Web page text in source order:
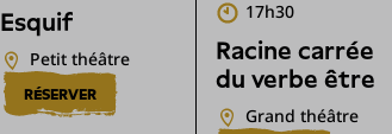
Esquif
Petit théâtre
RÉSERVER
17h30
Racine carrée
du verbe être
Grand théâtre